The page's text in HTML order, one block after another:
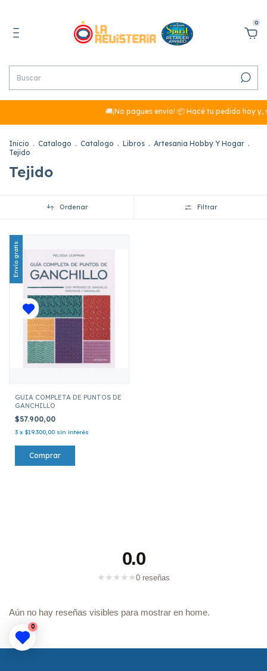
0
🚚¡No pagues envío! 📦 Hacé tu pedido hoy
Inicio . Catalogo . Catalogo . Libros . Artesania Hobby Y Hogar .
Tejido
Tejido
Ordenar Filtrar
Envío gratis
GUIA COMPLETA DE PUNTOS DE
GANCHILLO
$57.900,00
3 x $19.300,00 sin interés
0.0
★ ★ ★ ★ ★0 reseñas
Aún no hay reseñas visibles para mostrar en home.
0